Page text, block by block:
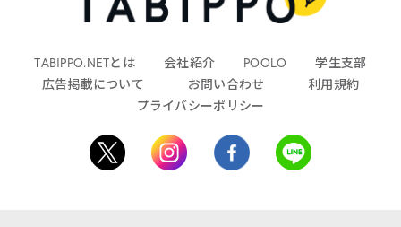
TABIPPO.NETとは 会社紹介 POOLO
学生支部
広告掲載について
お問い合わせ
利用規約
プライバシーポリシー